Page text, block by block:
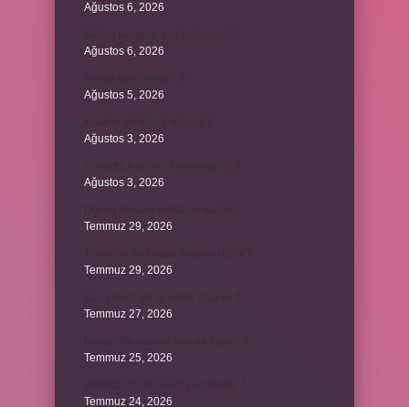
Ağustos 6, 2026
Ağustos 6, 2026
Ağustos 5, 2026
Ağustos 3, 2026
Ağustos 3, 2026
Temmuz 29, 2026
Temmuz 29, 2026
Temmuz 27, 2026
Temmuz 25, 2026
Temmuz 24, 2026